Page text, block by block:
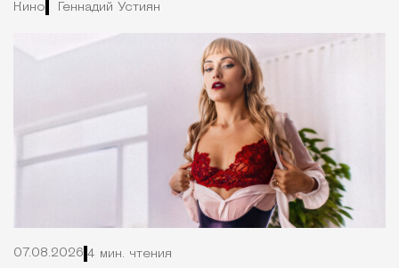
Кино Геннадий Устиян
07.08.2026 4 мин. чтения